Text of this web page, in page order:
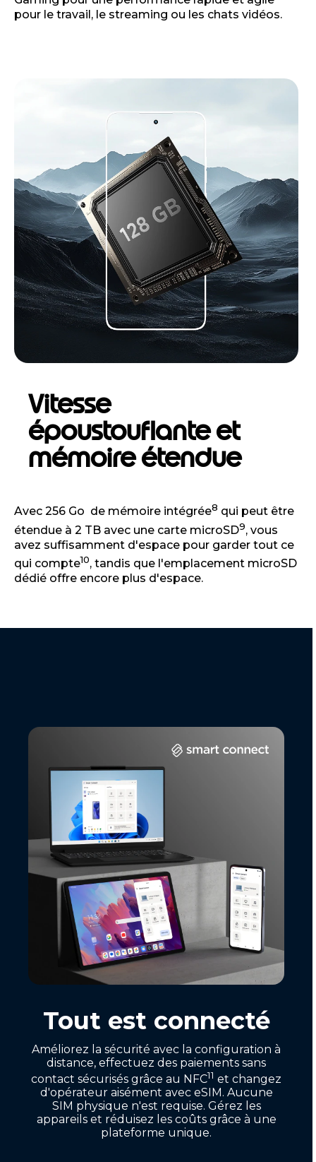
pour le travail, le streaming ou les chats vidéos.
Vitesse
époustouflante et
mémoire étendue
Avec 256 Go de mémoire intégrée8 qui peut être
étendue à 2 TB avec une carte microSD9, vous
avez suffisamment d'espace pour garder tout ce
qui compte10, tandis que l'emplacement microSD
dédié offre encore plus d'espace.
Tout est connecté
Améliorez la sécurité avec la configuration à
distance, effectuez des paiements sans
contact sécurisés grâce au NFC11 et changez
d'opérateur aisément avec eSIM. Aucune
SIM physique n'est requise. Gérez les
appareils et réduisez les coûts grâce à une
plateforme unique.